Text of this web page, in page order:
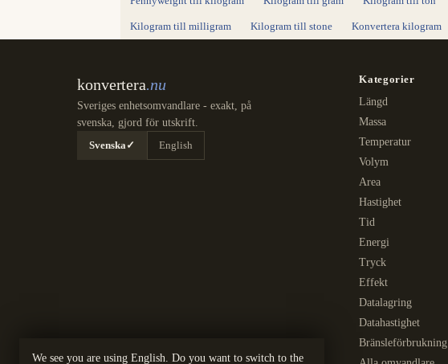
Kilogram till milligram Kilogram till stone Konvertera kilogram
konvertera.nu
Sveriges enhetsomvandlare - exakt, på
svenska, gjord för utskrift.
Svenska✓ English
Kategorier
Längd
Massa
Temperatur
Volym
Area
Hastighet
Tid
Energi
Tryck
Effekt
Datalagring
Datahastighet
Bränsleförbrukning
We see you are using English. Do you want to switch to the